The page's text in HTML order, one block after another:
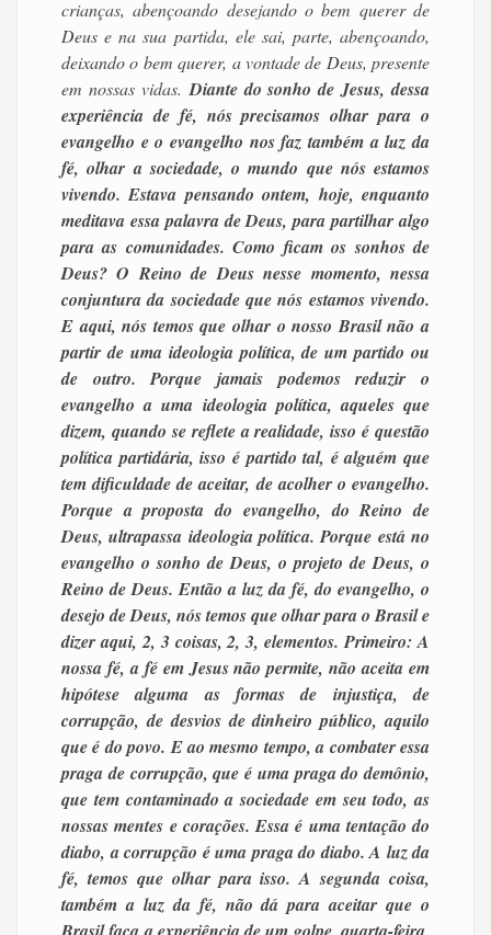
crianças, abençoando desejando o bem querer de
Deus e na sua partida, ele sai, parte, abençoando,
deixando o bem querer, a vontade de Deus, presente
em nossas vidas. Diante do sonho de Jesus, dessa
experiência de fé, nós precisamos olhar para o
evangelho e o evangelho nos faz também a luz da
fé, olhar a sociedade, o mundo que nós estamos
vivendo. Estava pensando ontem, hoje, enquanto
meditava essa palavra de Deus, para partilhar algo
para as comunidades. Como ficam os sonhos de
Deus? O Reino de Deus nesse momento, nessa
conjuntura da sociedade que nós estamos vivendo.
E aqui, nós temos que olhar o nosso Brasil não a
partir de uma ideologia política, de um partido ou
de outro. Porque jamais podemos reduzir o
evangelho a uma ideologia política, aqueles que
dizem, quando se reflete a realidade, isso é questão
política partidária, isso é partido tal, é alguém que
tem dificuldade de aceitar, de acolher o evangelho.
Porque a proposta do evangelho, do Reino de
Deus, ultrapassa ideologia política. Porque está no
evangelho o sonho de Deus, o projeto de Deus, o
Reino de Deus. Então a luz da fé, do evangelho, o
desejo de Deus, nós temos que olhar para o Brasil e
dizer aqui, 2, 3 coisas, 2, 3, elementos. Primeiro: A
nossa fé, a fé em Jesus não permite, não aceita em
hipótese alguma as formas de injustiça, de
corrupção, de desvios de dinheiro público, aquilo
que é do povo. E ao mesmo tempo, a combater essa
praga de corrupção, que é uma praga do demônio,
que tem contaminado a sociedade em seu todo, as
nossas mentes e corações. Essa é uma tentação do
diabo, a corrupção é uma praga do diabo. A luz da
fé, temos que olhar para isso. A segunda coisa,
também a luz da fé, não dá para aceitar que o